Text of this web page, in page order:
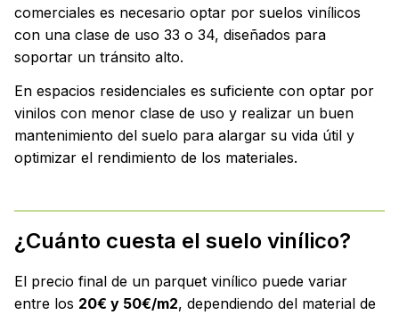
comerciales es necesario optar por suelos vinílicos
con una clase de uso 33 o 34, diseñados para
soportar un tránsito alto.
En espacios residenciales es suficiente con optar por
vinilos con menor clase de uso y realizar un buen
mantenimiento del suelo para alargar su vida útil y
optimizar el rendimiento de los materiales.
¿Cuánto cuesta el suelo vinílico?
El precio final de un parquet vinílico puede variar
entre los 20€ y 50€/m2, dependiendo del material de